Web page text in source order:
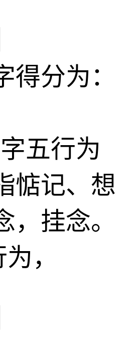
分为：
五行为
惦记、想
，挂念。
，